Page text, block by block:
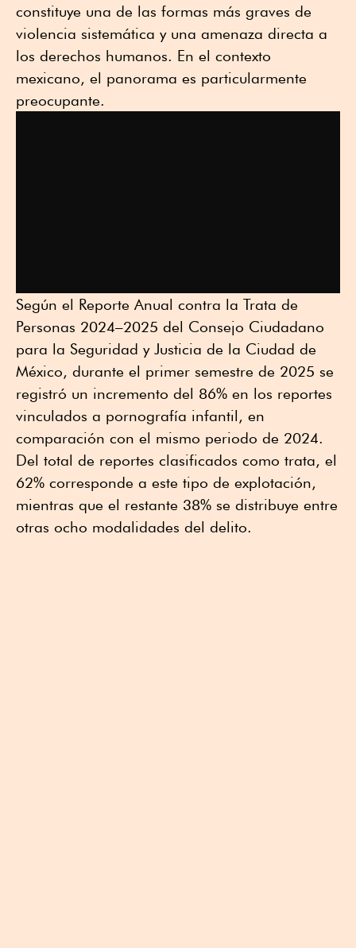
constituye una de las formas más graves de
violencia sistemática y una amenaza directa a
los derechos humanos. En el contexto
mexicano, el panorama es particularmente
preocupante.
Según el Reporte Anual contra la Trata de
Personas 2024–2025 del Consejo Ciudadano
para la Seguridad y Justicia de la Ciudad de
México, durante el primer semestre de 2025 se
registró un incremento del 86% en los reportes
vinculados a pornografía infantil, en
comparación con el mismo periodo de 2024.
Del total de reportes clasificados como trata, el
62% corresponde a este tipo de explotación,
mientras que el restante 38% se distribuye entre
otras ocho modalidades del delito.